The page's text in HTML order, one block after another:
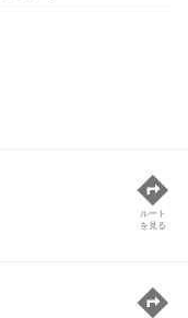
ルート
を見る